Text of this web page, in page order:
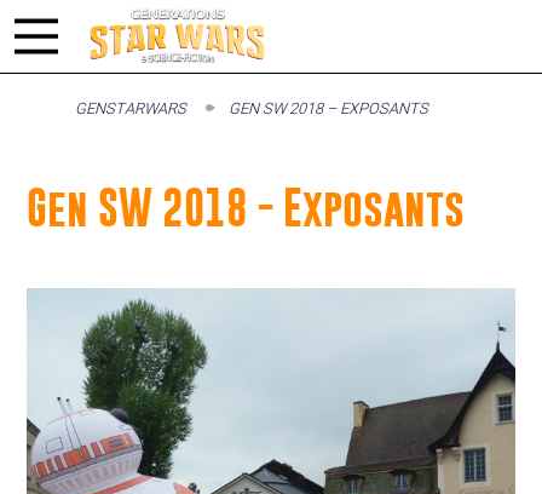
GENSTARWARS GEN SW 2018 – EXPOSANTS
Gen SW 2018 - Exposants